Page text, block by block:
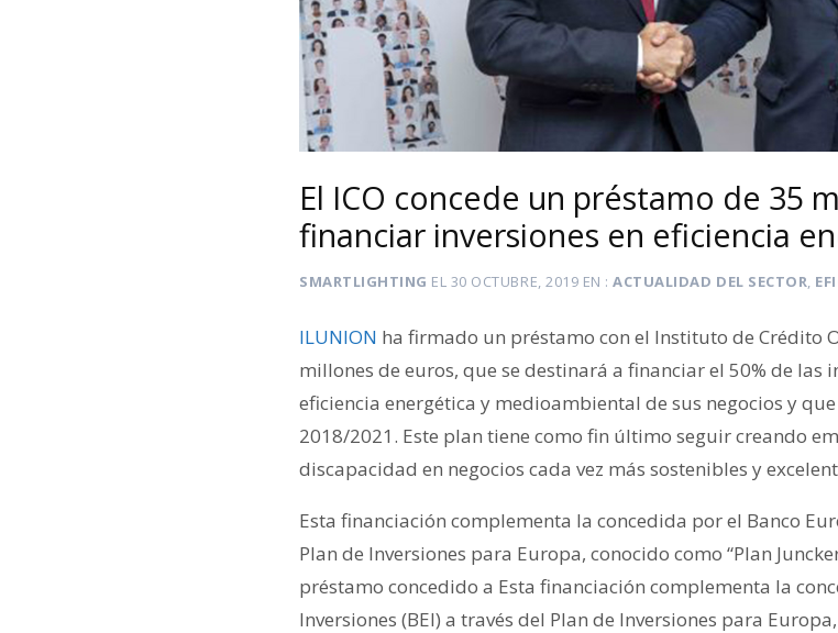
El ICO concede un préstamo de 35
financiar inversiones en eficiencia
SMARTLIGHTING EL 30 OCTUBRE, 2019 EN ACTUALIDAD DEL SECTOR,
ILUNION ha firmado un préstamo con el Instituto de Crédito
millones de euros, que se destinará a financiar el 50% de las
eficiencia energética y medioambiental de sus negocios y
2018/2021. Este plan tiene como fin último seguir creando
discapacidad en negocios cada vez más sostenibles y
Esta financiación complementa la concedida por el Banco
Plan de Inversiones para Europa, conocido como “Plan
préstamo concedido a Esta financiación complementa la
Inversiones (BEI) a través del Plan de Inversiones para